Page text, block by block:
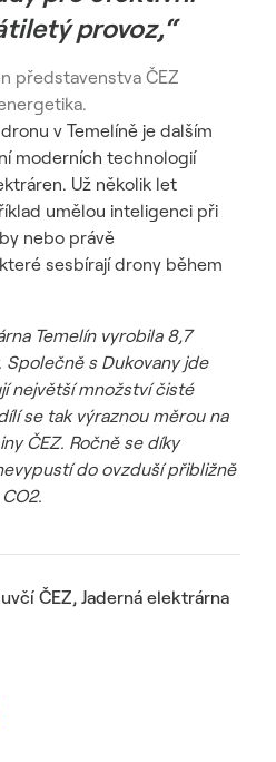
provoz,“
představenstva ČEZ
v Temelíně je dalším
moderních technologií
Už několik let
umělou inteligenci při
nebo právě
sesbírají drony během
Temelín vyrobila 8,7
s Dukovany jde
největší množství čisté
se tak výraznou měrou na
ČEZ. Ročně se díky
do ovzduší přibližně
ČEZ, Jaderná elektrárna